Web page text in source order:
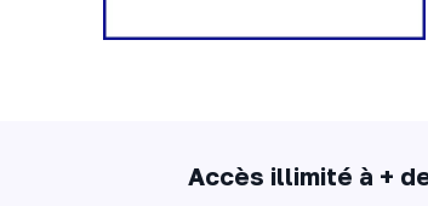
Accès illimité à +